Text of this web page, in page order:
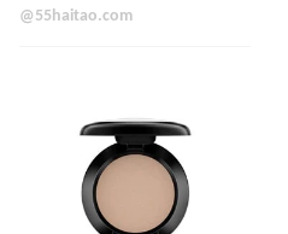
@55haitao.com